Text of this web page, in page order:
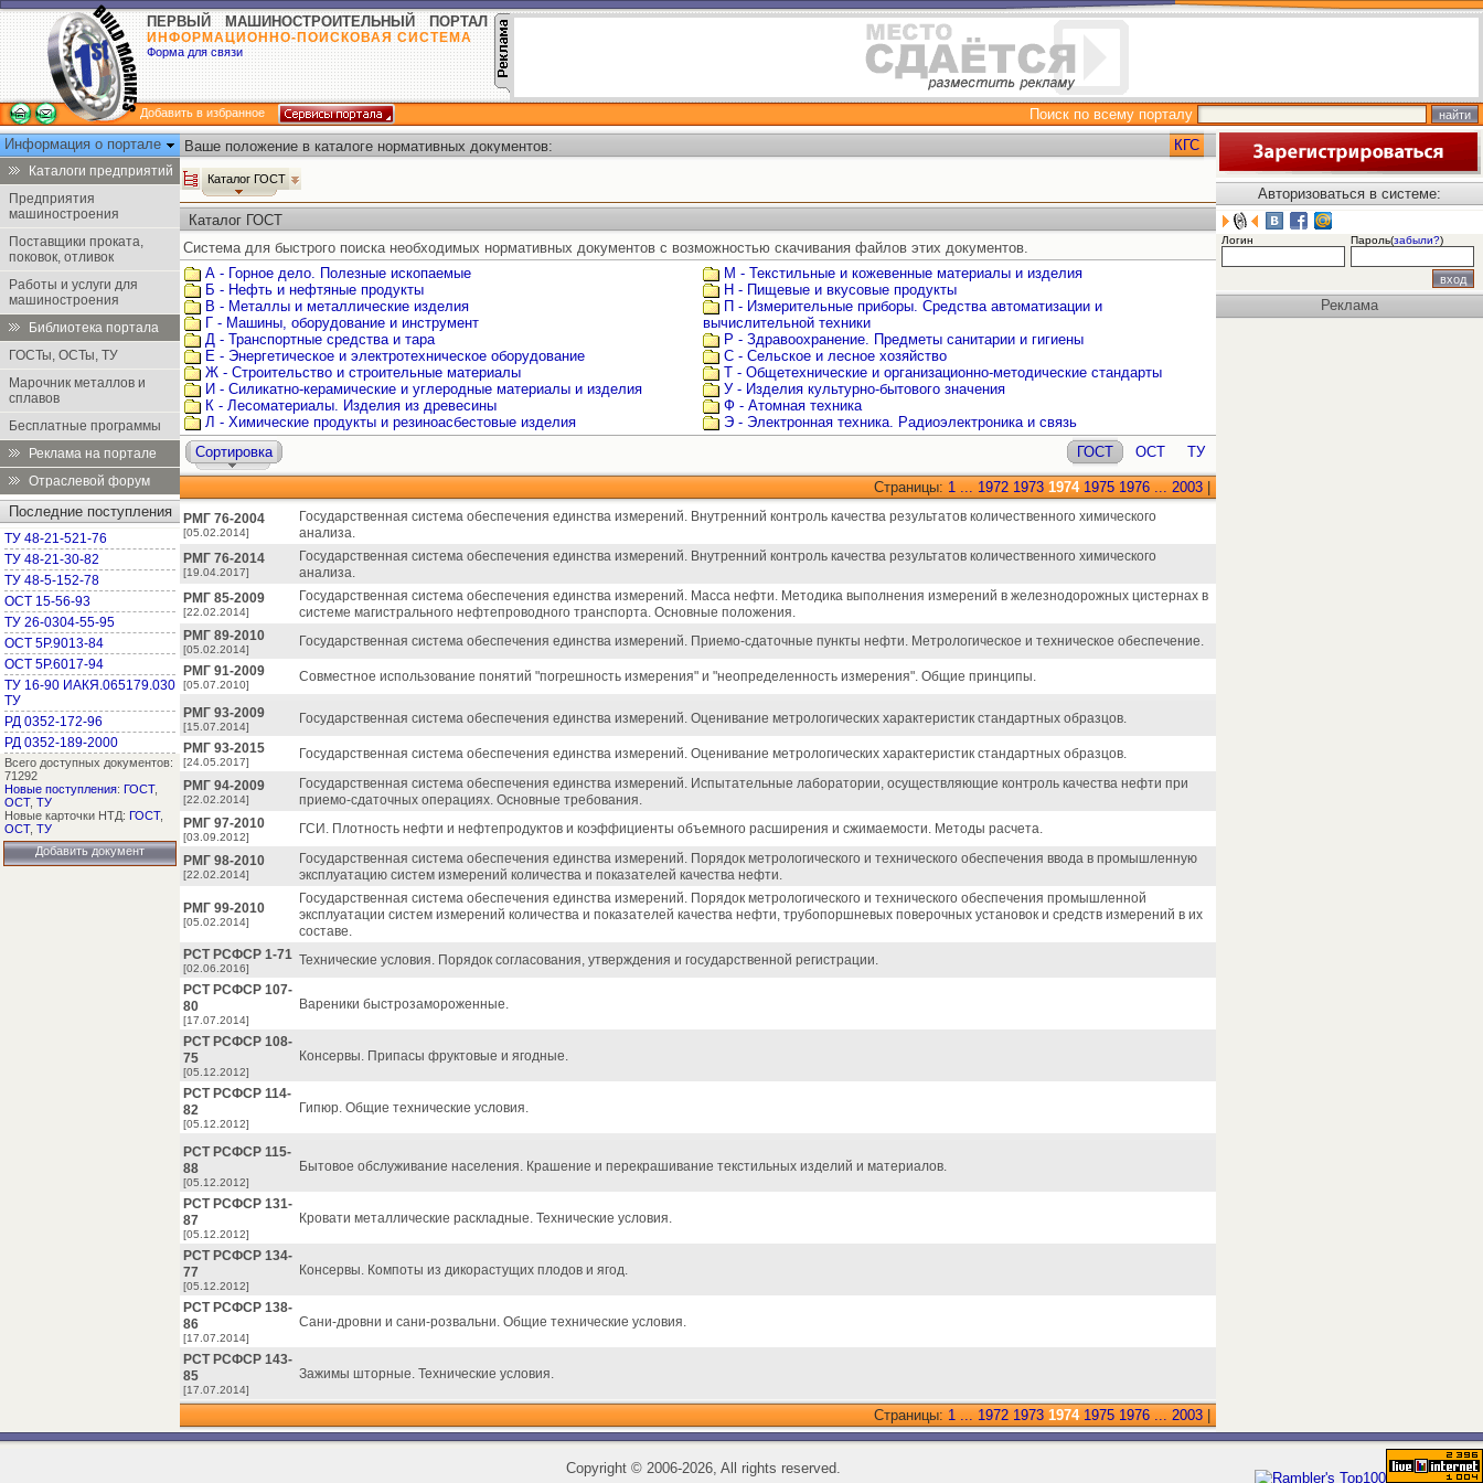
ПЕРВЫЙ МАШИНОСТРОИТЕЛЬНЫЙ ПОРТАЛ
ИНФОРМАЦИОННО-ПОИСКОВАЯ СИСТЕМА
Форма для связи
Добавить в избранное
Поиск по всему порталу
Информация о портале
Каталоги предприятий
Предприятия
машиностроения
Поставщики проката,
поковок, отливок
Работы и услуги для
машиностроения
Библиотека портала
ГОСТы, ОСТы, ТУ
Марочник металлов и
сплавов
Бесплатные программы
Реклама на портале
Отраслевой форум
Последние поступления
ТУ 48-21-521-76
ТУ 48-21-30-82
ТУ 48-5-152-78
ОСТ 15-56-93
ТУ 26-0304-55-95
ОСТ 5Р.9013-84
ОСТ 5Р.6017-94
ТУ 16-90 ИАКЯ.065179.030
ТУ
РД 0352-172-96
РД 0352-189-2000
Всего доступных документов:
71292
Новые поступления: ГОСТ,
ОСТ, ТУ
Новые карточки НТД: ГОСТ,
ОСТ, ТУ
Добавить документ
Ваше положение в каталоге нормативных документов: КГС
Каталог ГОСТ
Каталог ГОСТ
Система для быстрого поиска необходимых нормативных документов с возможностью скачивания файлов этих документов.
А - Горное дело. Полезные ископаемые
Б - Нефть и нефтяные продукты
В - Металлы и металлические изделия
Г - Машины, оборудование и инструмент
Д - Транспортные средства и тара
Е - Энергетическое и электротехническое оборудование
Ж - Строительство и строительные материалы
И - Силикатно-керамические и углеродные материалы и изделия
К - Лесоматериалы. Изделия из древесины
Л - Химические продукты и резиноасбестовые изделия
М - Текстильные и кожевенные материалы и изделия
Н - Пищевые и вкусовые продукты
П - Измерительные приборы. Средства автоматизации и
вычислительной техники
Р - Здравоохранение. Предметы санитарии и гигиены
С - Сельское и лесное хозяйство
Т - Общетехнические и организационно-методические стандарты
У - Изделия культурно-бытового значения
Ф - Атомная техника
Э - Электронная техника. Радиоэлектроника и связь
Сортировка
ГОСТ ОСТ ТУ
Страницы: 1 ... 1972 1973 1974 1975 1976 ... 2003
РМГ 76-2004
[05.02.2014]
Государственная система обеспечения единства измерений. Внутренний контроль качества результатов количественного химического
анализа.
РМГ 76-2014
[19.04.2017]
Государственная система обеспечения единства измерений. Внутренний контроль качества результатов количественного химического
анализа.
РМГ 85-2009
[22.02.2014]
Государственная система обеспечения единства измерений. Масса нефти. Методика выполнения измерений в железнодорожных цистернах в
системе магистрального нефтепроводного транспорта. Основные положения.
РМГ 89-2010
[05.02.2014]
Государственная система обеспечения единства измерений. Приемо-сдаточные пункты нефти. Метрологическое и техническое обеспечение.
РМГ 91-2009
[05.07.2010]
Совместное использование понятий "погрешность измерения" и "неопределенность измерения". Общие принципы.
РМГ 93-2009
[15.07.2014]
Государственная система обеспечения единства измерений. Оценивание метрологических характеристик стандартных образцов.
РМГ 93-2015
[24.05.2017]
Государственная система обеспечения единства измерений. Оценивание метрологических характеристик стандартных образцов.
РМГ 94-2009
[22.02.2014]
Государственная система обеспечения единства измерений. Испытательные лаборатории, осуществляющие контроль качества нефти при
приемо-сдаточных операциях. Основные требования.
РМГ 97-2010
[03.09.2012]
ГСИ. Плотность нефти и нефтепродуктов и коэффициенты объемного расширения и сжимаемости. Методы расчета.
РМГ 98-2010
[22.02.2014]
Государственная система обеспечения единства измерений. Порядок метрологического и технического обеспечения ввода в промышленную
эксплуатацию систем измерений количества и показателей качества нефти.
РМГ 99-2010
[05.02.2014]
Государственная система обеспечения единства измерений. Порядок метрологического и технического обеспечения промышленной
эксплуатации систем измерений количества и показателей качества нефти, трубопоршневых поверочных установок и средств измерений в их
составе.
РСТ РСФСР 1-71
[02.06.2016]
Технические условия. Порядок согласования, утверждения и государственной регистрации.
РСТ РСФСР 107-
80
[17.07.2014]
Вареники быстрозамороженные.
РСТ РСФСР 108-
75
[05.12.2012]
Консервы. Припасы фруктовые и ягодные.
РСТ РСФСР 114-
82
[05.12.2012]
Гипюр. Общие технические условия.
РСТ РСФСР 115-
88
[05.12.2012]
Бытовое обслуживание населения. Крашение и перекрашивание текстильных изделий и материалов.
РСТ РСФСР 131-
87
[05.12.2012]
Кровати металлические раскладные. Технические условия.
РСТ РСФСР 134-
77
[05.12.2012]
Консервы. Компоты из дикорастущих плодов и ягод.
РСТ РСФСР 138-
86
[17.07.2014]
Сани-дровни и сани-розвальни. Общие технические условия.
РСТ РСФСР 143-
85
[17.07.2014]
Зажимы шторные. Технические условия.
Страницы: 1 ... 1972 1973 1974 1975 1976 ... 2003
Авторизоваться в системе:
Логин Пароль(забыли?)
Реклама
Copyright ©2006-2026, All rights reserved.